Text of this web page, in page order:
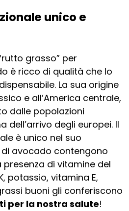
unico e
grasso” per
è ricco di qualità che lo
La sua origine
e all’America centrale,
dalle popolazioni
dell’arrivo degli europei. Il
è unico nel suo
di avocado contengono
presenza di vitamine del
potassio, vitamina E,
buoni gli conferiscono
per la nostra salute!